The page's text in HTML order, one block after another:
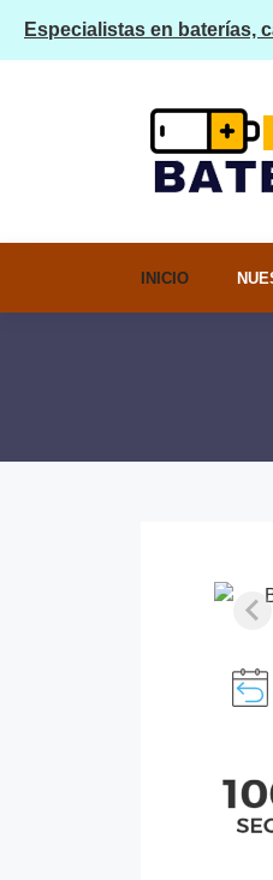
Especialistas en baterías,
INICIO